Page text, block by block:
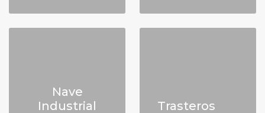
Nave
Industrial
Trasteros